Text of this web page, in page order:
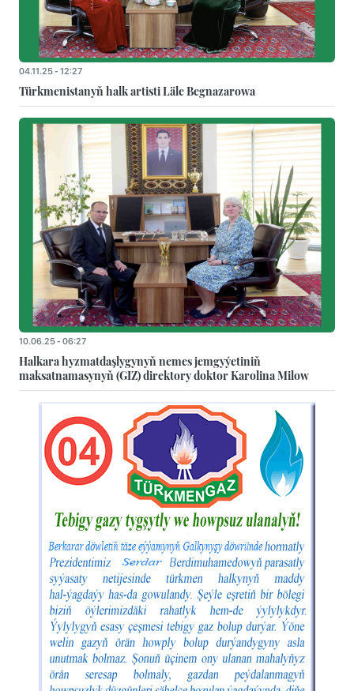
04.11.25 - 12:27
Türkmenistanyň halk artisti Läle Begnazarowa
10.06.25 - 06:27
Halkara hyzmatdaşlygynyň nemes jemgyýetiniň
maksatnamasynyň (GIZ) direktory doktor Karolina Milow